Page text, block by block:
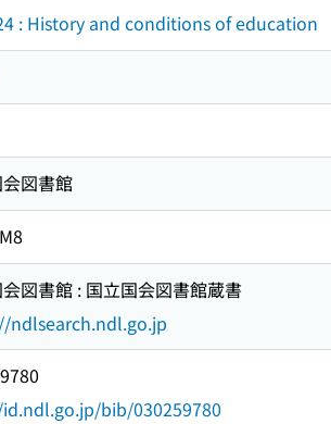
: History and conditions of education
図書館
図書館 : 国立国会図書館蔵書
ndlsearch.ndl.go.jp
bib/030259780